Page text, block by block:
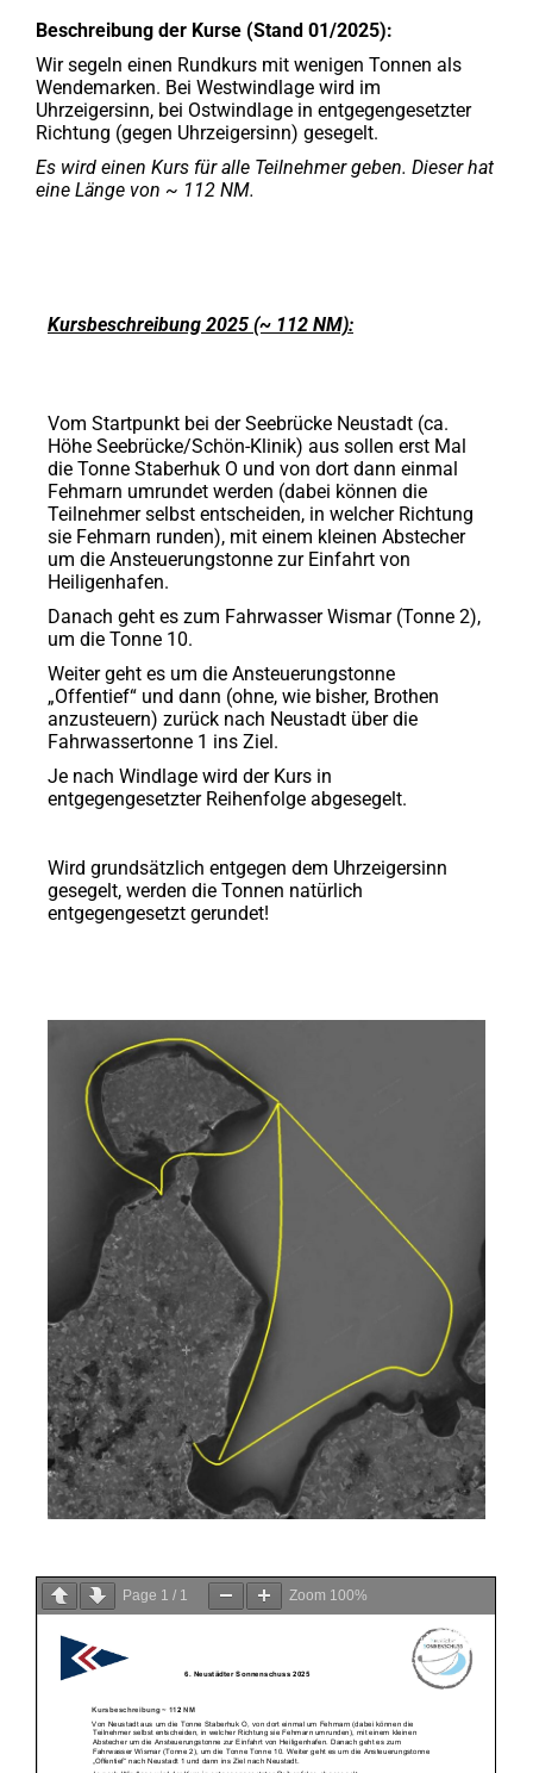
Beschreibung der Kurse (Stand 01/2025):
Wir segeln einen Rundkurs mit wenigen Tonnen als
Wendemarken. Bei Westwindlage wird im
Uhrzeigersinn, bei Ostwindlage in entgegengesetzter
Richtung (gegen Uhrzeigersinn) gesegelt.
Es wird einen Kurs für alle Teilnehmer geben. Dieser hat
eine Länge von ~ 112 NM.
Kursbeschreibung 2025 (~ 112 NM):
Vom Startpunkt bei der Seebrücke Neustadt (ca.
Höhe Seebrücke/Schön-Klinik) aus sollen erst Mal
die Tonne Staberhuk O und von dort dann einmal
Fehmarn umrundet werden (dabei können die
Teilnehmer selbst entscheiden, in welcher Richtung
sie Fehmarn runden), mit einem kleinen Abstecher
um die Ansteuerungstonne zur Einfahrt von
Heiligenhafen.
Danach geht es zum Fahrwasser Wismar (Tonne 2),
um die Tonne 10.
Weiter geht es um die Ansteuerungstonne
„Offentief“ und dann (ohne, wie bisher, Brothen
anzusteuern) zurück nach Neustadt über die
Fahrwassertonne 1 ins Ziel.
Je nach Windlage wird der Kurs in
entgegengesetzter Reihenfolge abgesegelt.
Wird grundsätzlich entgegen dem Uhrzeigersinn
gesegelt, werden die Tonnen natürlich
entgegengesetzt gerundet!
Page 1 / 1 Zoom 100%